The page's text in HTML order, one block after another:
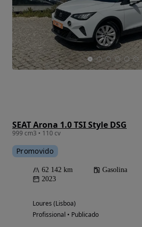
SEAT Arona 1.0 TSI Style DSG
999 cm3 • 110 cv
Promovido
62 142 km Gasolina
2023
Loures (Lisboa)
Profissional • Publicado